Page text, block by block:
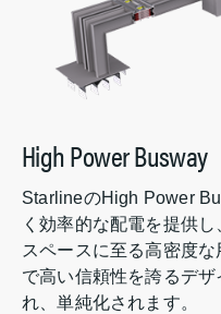
High Power Busway
StarlineのHigh Power
く効率的な配電を提供
スペースに至る高密度
で高い信頼性を誇るデ
れ、単純化されます。